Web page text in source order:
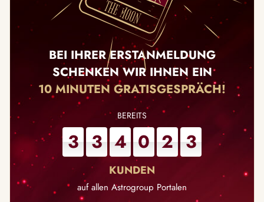
BEI IHRER ERSTANMELDUNG
SCHENKEN WIR IHNEN EIN
10 MINUTEN GRATISGESPRÄCH!
3 3 4 0 2 3
auf allen Astrogroup Portalen